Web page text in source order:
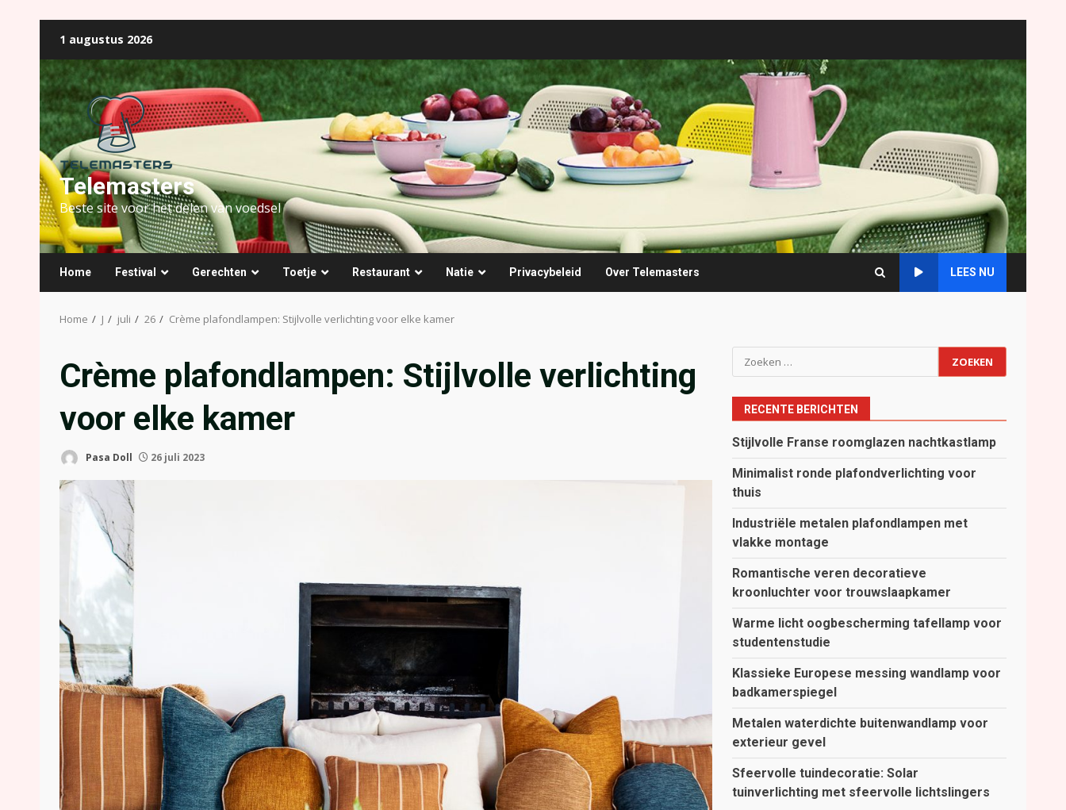
naar
de
inhoud
1 augustus 2026
Telemasters
Beste site voor het delen van voedsel
Home Festival Gerechten Toetje Restaurant Natie Privacybeleid Over Telemasters LEES NU
Home J juli 26 Crème plafondlampen: Stijlvolle verlichting voor elke kamer
Crème plafondlampen: Stijlvolle verlichting
voor elke kamer
Pasa Doll 26 juli 2023
Zoeken
naar:
RECENTE BERICHTEN
Stijlvolle Franse roomglazen nachtkastlamp
Minimalist ronde plafondverlichting voor
thuis
Industriële metalen plafondlampen met
vlakke montage
Romantische veren decoratieve
kroonluchter voor trouwslaapkamer
Warme licht oogbescherming tafellamp voor
studentenstudie
Klassieke Europese messing wandlamp voor
badkamerspiegel
Metalen waterdichte buitenwandlamp voor
exterieur gevel
Sfeervolle tuindecoratie: Solar
tuinverlichting met sfeervolle lichtslingers